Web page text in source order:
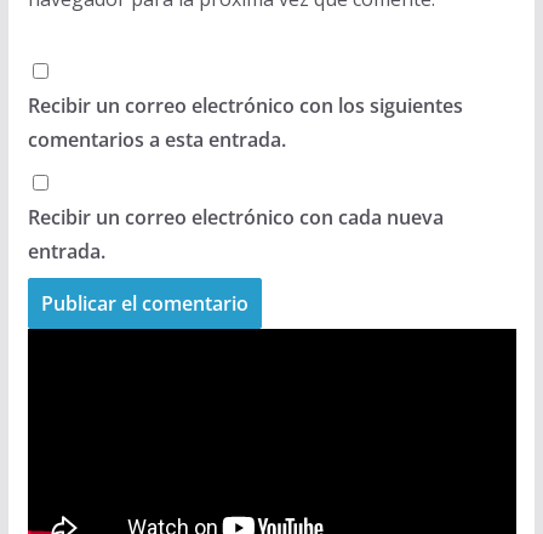
Recibir un correo electrónico con los siguientes
comentarios a esta entrada.
Recibir un correo electrónico con cada nueva
entrada.